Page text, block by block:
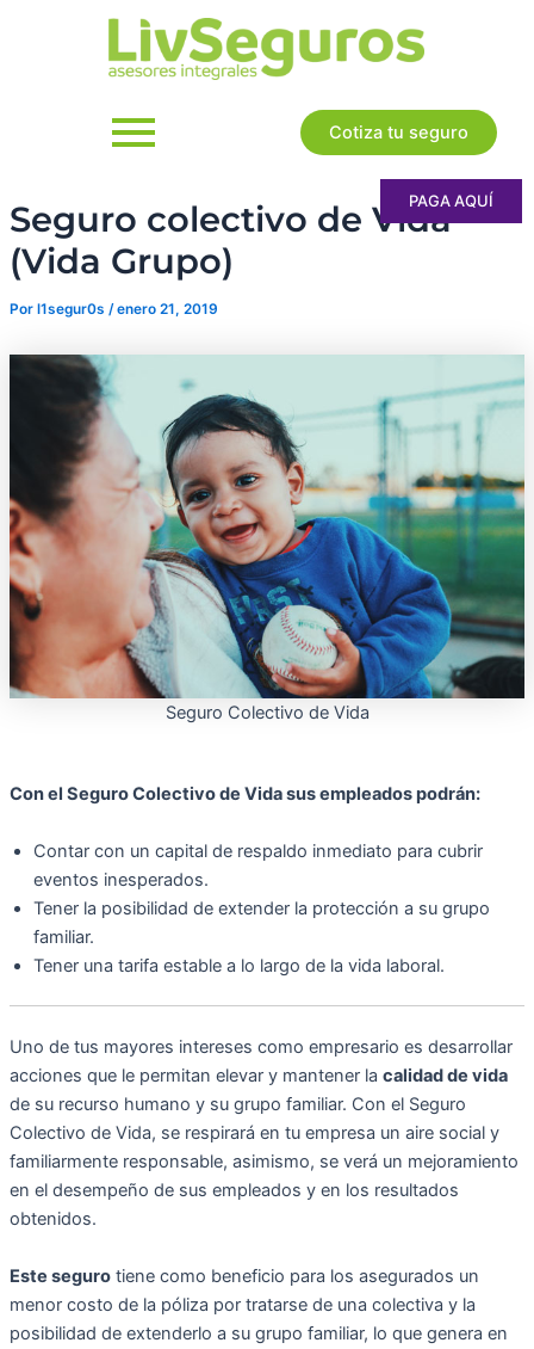
Cotiza tu seguro
PAGA AQUÍ
Seguro colectivo de Vida
(Vida Grupo)
Por l1segur0s /enero 21, 2019
Seguro Colectivo de Vida
Con el Seguro Colectivo de Vida sus empleados podrán:
Contar con un capital de respaldo inmediato para cubrir
eventos inesperados.
Tener la posibilidad de extender la protección a su grupo
familiar.
Tener una tarifa estable a lo largo de la vida laboral.
Uno de tus mayores intereses como empresario es desarrollar
acciones que le permitan elevar y mantener la calidad de vida
de su recurso humano y su grupo familiar. Con el Seguro
Colectivo de Vida, se respirará en tu empresa un aire social y
familiarmente responsable, asimismo, se verá un mejoramiento
en el desempeño de sus empleados y en los resultados
obtenidos.
Este segurotiene como beneficio para los asegurados un
menor costo de la póliza por tratarse de una colectiva y la
posibilidad de extenderlo a su grupo familiar, lo que genera en